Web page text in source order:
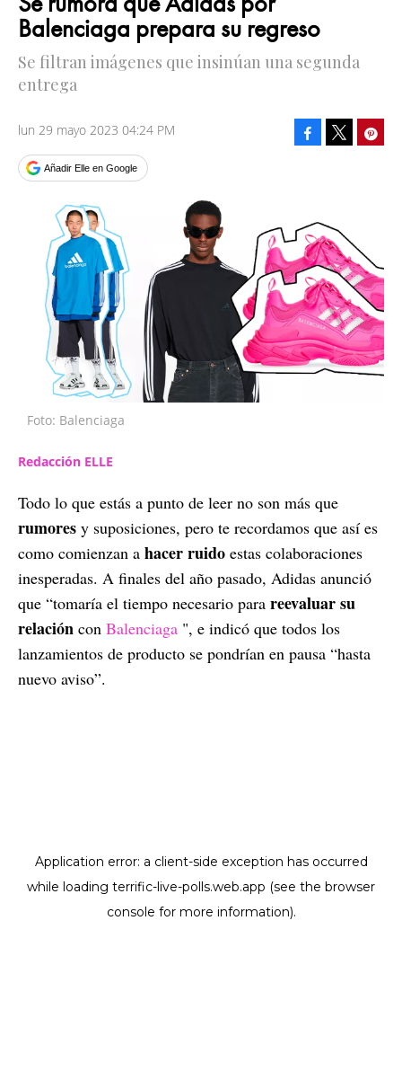
Balenciaga prepara su regreso
Se filtran imágenes que insinúan una segunda
entrega
lun 29 mayo 2023 04:24 PM
Añadir Elle en Google
Facebook
Foto: Balenciaga
Redacción ELLE
Todo lo que estás a punto de leer no son más que
rumores y suposiciones, pero te recordamos que así es
como comienzan a hacer ruido estas colaboraciones
inesperadas. A finales del año pasado, Adidas anunció
que “tomaría el tiempo necesario para reevaluar su
relación con Balenciaga ", e indicó que todos los
lanzamientos de producto se pondrían en pausa “hasta
nuevo aviso”.